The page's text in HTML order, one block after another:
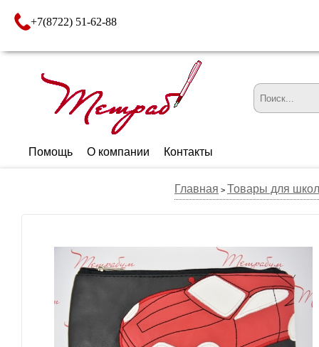
+7(8722) 51-62-88
Помощь О компании Контакты
Главная > Товары для